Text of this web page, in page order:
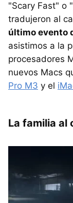
"Scary Fast" o
tradujeron al
último evento
asistimos a la
procesadores
nuevos Macs
Pro M3 y el
La familia al